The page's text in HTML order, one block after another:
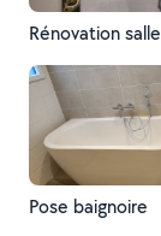
Rénovation
Pose baignoire